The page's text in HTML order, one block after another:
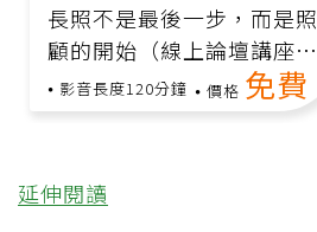
長照不是最後一步，而是照
顧的開始（線上論壇講座，
跨領域專家與您分享！）
影音長度120分鐘 價格 免費
延伸閱讀